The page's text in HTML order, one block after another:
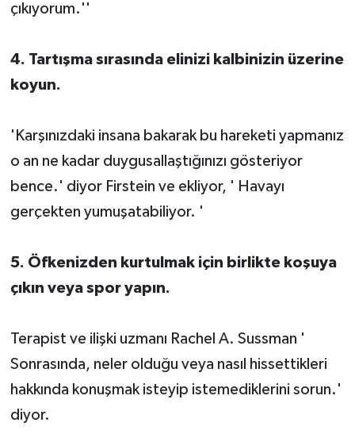
çıkıyorum.''
4. Tartışma sırasında elinizi kalbinizin üzerine
koyun.
'Karşınızdaki insana bakarak bu hareketi yapmanız
o an ne kadar duygusallaştığınızı gösteriyor
bence.' diyor Firstein ve ekliyor, ' Havayı
gerçekten yumuşatabiliyor. '
5. Öfkenizden kurtulmak için birlikte koşuya
çıkın veya spor yapın.
Terapist ve ilişki uzmanı Rachel A. Sussman '
Sonrasında, neler olduğu veya nasıl hissettikleri
hakkında konuşmak isteyip istemediklerini sorun.'
diyor.